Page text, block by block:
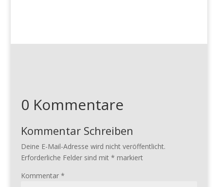
0 Kommentare
Kommentar Schreiben
Deine E-Mail-Adresse wird nicht veröffentlicht.
Erforderliche Felder sind mit * markiert
Kommentar *